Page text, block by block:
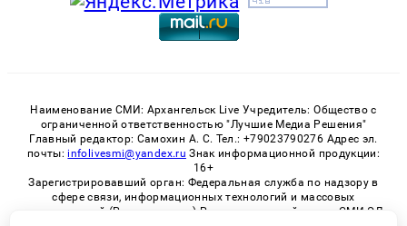
Наименование СМИ: Архангельск Live Учредитель: Общество с
ограниченной ответственностью "Лучшие Медиа Решения"
Главный редактор: Самохин А. С. Тел.: +79023790276 Адрес эл.
почты: infolivesmi@yandex.ru Знак информационной продукции:
16+
Зарегистрировавший орган: Федеральная служба по надзору в
сфере связи, информационных технологий и массовых
коммуникаций (Роскомнадзор) Регистрационный номер СМИ ЭЛ